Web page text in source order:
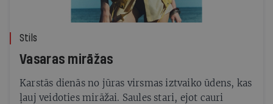
Stils
Vasaras mirāžas
Karstās dienās no jūras virsmas iztvaiko ūdens, kas
ļauj veidoties mirāžai. Saules stari, ejot cauri